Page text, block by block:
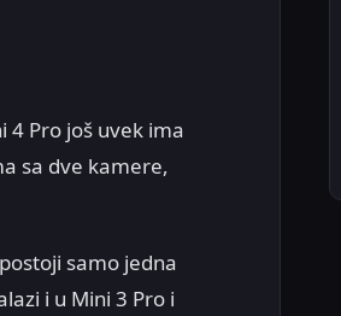
4 Pro još uvek ima
sa dve kamere,
samo jedna
i u Mini 3 Pro i